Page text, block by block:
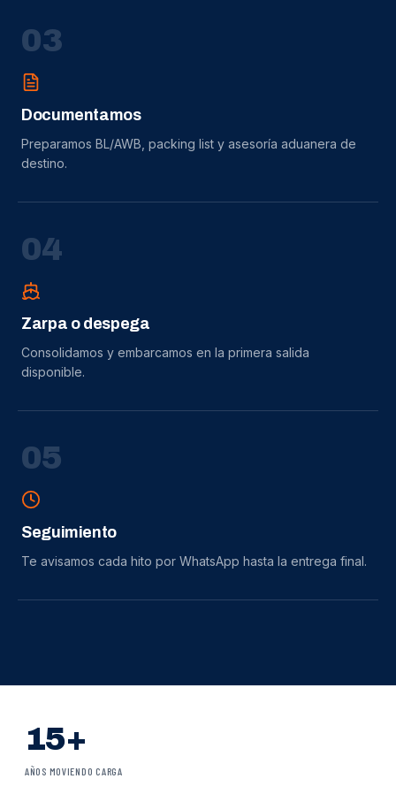
03
Documentamos
Preparamos BL/AWB, packing list y asesoría aduanera de
destino.
04
Zarpa o despega
Consolidamos y embarcamos en la primera salida
disponible.
05
Seguimiento
Te avisamos cada hito por WhatsApp hasta la entrega final.
15+
AÑOS MOVIENDO CARGA